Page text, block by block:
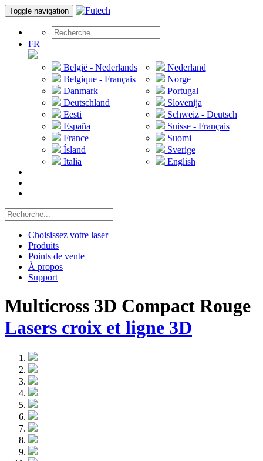
Toggle navigation
FR
België - Nederlands
Belgique - Français
Danmark
Deutschland
Eesti
España
France
Ísland
Italia
Nederland
Norge
Portugal
Slovenija
Schweiz - Deutsch
Suisse - Français
Suomi
Sverige
English
Choisissez votre laser
Produits
Points de vente
À propos
Support
Multicross 3D Compact Rouge
Lasers croix et ligne 3D